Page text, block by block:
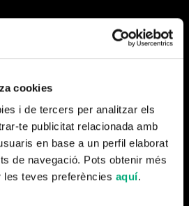
cookies
i de tercers per analitzar els
te publicitat relacionada amb
en base a un perfil elaborat
de navegació. Pots obtenir més
les teves preferències aquí.